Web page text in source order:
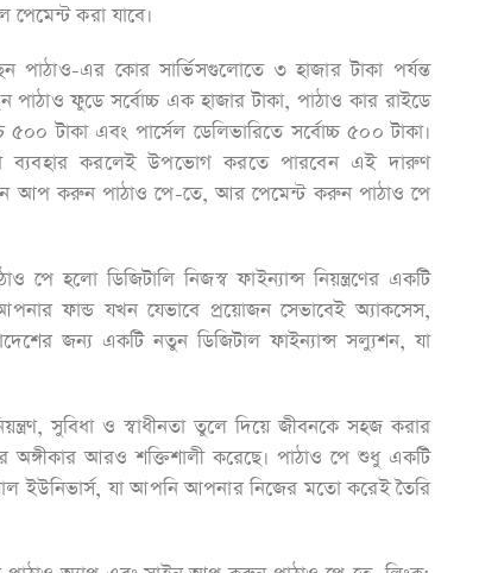
পেমেন্ট করা যাবে।
পাঠাও-এর কোর সার্ভিসগুলোতে ৩ হাজার টাকা পর্যন্ত
পাঠাও ফুডে সর্বোচ্চ এক হাজার টাকা, পাঠাও কার রাইডে
টাকা এবং পার্সেল ডেলিভারিতে সর্বোচ্চ ৫০০ টাকা।
ব্যবহার করলেই উপভোগ করতে পারবেন এই দারুণ
আপ করুন পাঠাও পে-তে, আর পেমেন্ট করুন পাঠাও পে
হলো ডিজিটালি নিজস্ব ফাইন্যান্স নিয়ন্ত্রণের একটি
ফান্ড যখন যেভাবে প্রয়োজন সেভাবেই অ্যাকসেস,
জন্য একটি নতুন ডিজিটাল ফাইন্যান্স সল্যুশন, যা
সুবিধা ও স্বাধীনতা তুলে দিয়ে জীবনকে সহজ করার
অঙ্গীকার আরও শক্তিশালী করেছে। পাঠাও পে শুধু একটি
ইউনিভার্স, যা আপনি আপনার নিজের মতো করেই তৈরি